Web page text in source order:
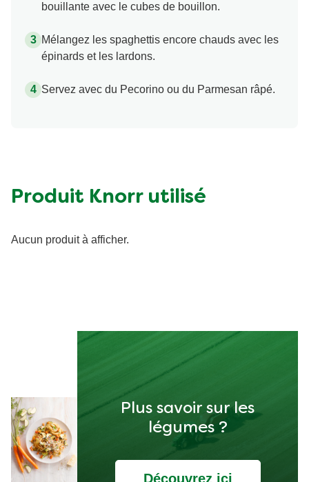
bouillante avec le cubes de bouillon.
Mélangez les spaghettis encore chauds avec les
épinards et les lardons.
Servez avec du Pecorino ou du Parmesan râpé.
Produit Knorr utilisé
Aucun produit à afficher.
Plus savoir sur les
légumes ?
Découvrez ici